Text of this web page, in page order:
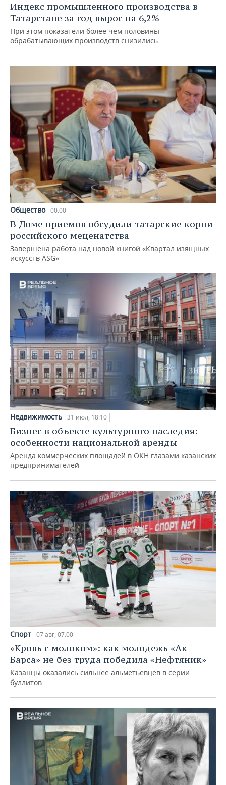
Индекс промышленного производства в
Татарстане за год вырос на 6,2%
При этом показатели более чем половины
обрабатывающих производств снизились
Общество 00:00
В Доме приемов обсудили татарские корни
российского меценатства
Завершена работа над новой книгой «Квартал изящных
искусств ASG»
Недвижимость 31 июл, 18:10
Бизнес в объекте культурного наследия:
особенности национальной аренды
Аренда коммерческих площадей в ОКН глазами казанских
предпринимателей
Спорт 07 авг, 07:00
«Кровь с молоком»: как молодежь «Ак
Барса» не без труда победила «Нефтяник»
Казанцы оказались сильнее альметьевцев в серии
буллитов